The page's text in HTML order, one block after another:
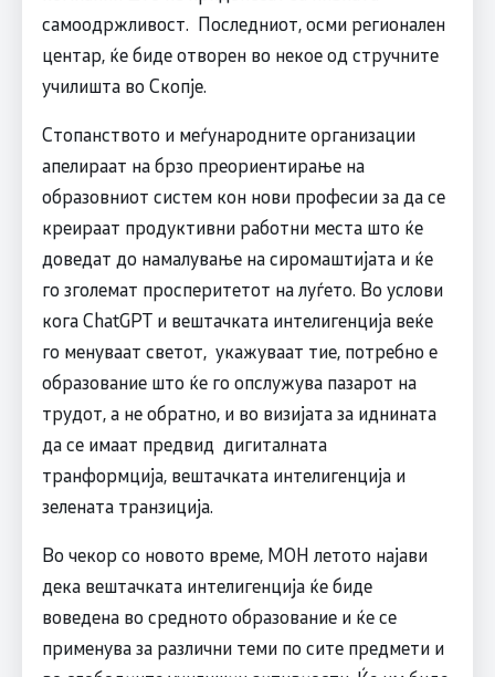
самоодржливост. Последниот, осми регионален
центар, ќе биде отворен во некое од стручните
училишта во Скопје.
Стопанството и меѓународните организации
апелираат на брзо преориентирање на
образовниот систем кон нови професии за да се
креираат продуктивни работни места што ќе
доведат до намалување на сиромаштијата и ќе
го зголемат просперитетот на луѓето. Во услови
кога ChatGPT и вештачката интелигенција веќе
го менуваат светот, укажуваат тие, потребно е
образование што ќе го опслужува пазарот на
трудот, а не обратно, и во визијата за иднината
да се имаат предвид дигиталната
транформција, вештачката интелигенција и
зелената транзиција.
Во чекор со новото време, МОН летото најави
дека вештачката интелигенција ќе биде
воведена во средното образование и ќе се
применува за различни теми по сите предмети и